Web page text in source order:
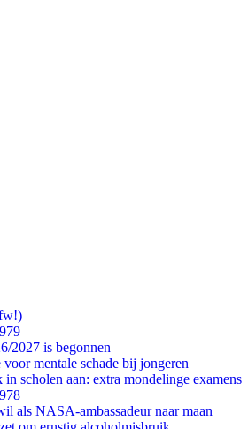
2027 is begonnen
mentale schade bij jongeren
scholen aan: extra mondelinge examens
als NASA-ambassadeur naar maan